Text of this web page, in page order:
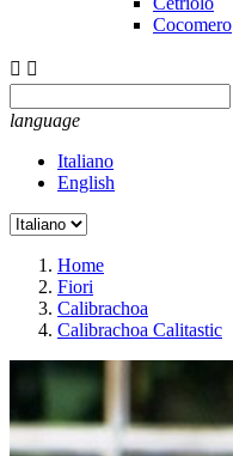
Cocomero
 
language
Italiano
English
Home
Fiori
Calibrachoa
Calibrachoa Calitastic